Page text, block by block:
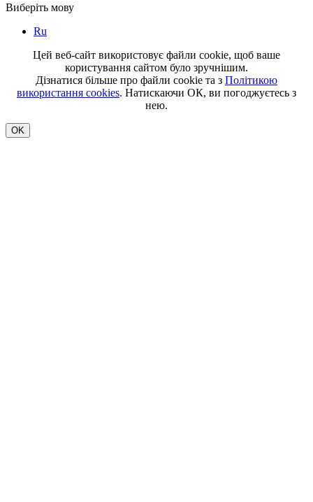
Виберіть мову
Ru
Цей веб-сайт використовує файли cookie, щоб ваше
користування сайтом було зручнішим.
Дізнатися більше про файли cookie та з Політикою
використання cookies. Натискаючи ОК, ви погоджуєтесь з
нею.
OK